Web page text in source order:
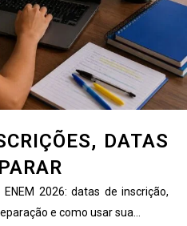
DATAS
2026: datas de inscrição,
e como usar sua...